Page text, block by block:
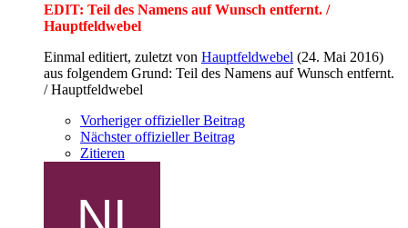
EDIT: Teil des Namens auf Wunsch entfernt. /
Hauptfeldwebel
Einmal editiert, zuletzt von Hauptfeldwebel (24. Mai 2016)
aus folgendem Grund: Teil des Namens auf Wunsch entfernt.
/ Hauptfeldwebel​
Vorheriger offizieller Beitrag
Nächster offizieller Beitrag
Zitieren